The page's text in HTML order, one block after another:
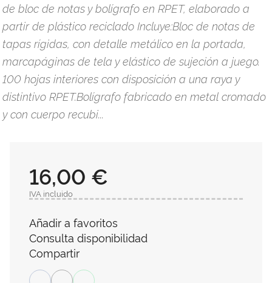
de bloc de notas y bolígrafo en RPET, elaborado a
partir de plástico reciclado Incluye:Bloc de notas de
tapas rígidas, con detalle metálico en la portada,
marcapáginas de tela y elástico de sujeción a juego.
100 hojas interiores con disposición a una raya y
distintivo RPET.Bolígrafo fabricado en metal cromado
y con cuerpo recubi...
16,00 €
IVA incluido
Añadir a favoritos
Consulta disponibilidad
Compartir